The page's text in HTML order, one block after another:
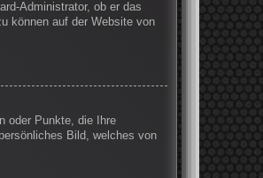
Administrator, ob er das
können auf der Website von
oder Punkte, die Ihre
Bild, welches von